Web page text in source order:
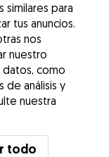
para
tus anuncios.
nos
nuestro
como
de análisis y
nuestra
todo